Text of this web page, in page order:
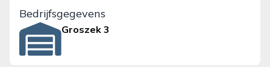
Bedrijfsgegevens
Groszek 3